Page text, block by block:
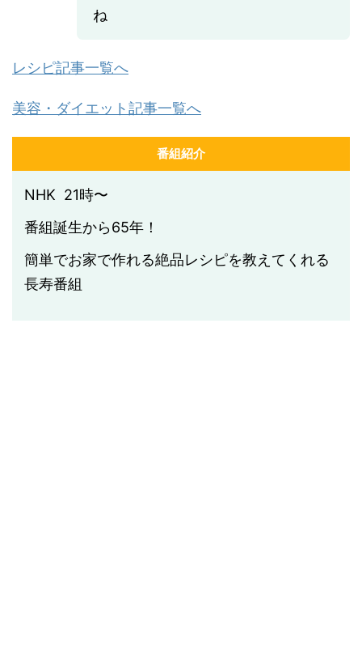
ね
レシピ記事一覧へ
美容・ダイエット記事一覧へ
番組紹介
NHK 21時〜
番組誕生から65年！
簡単でお家で作れる絶品レシピを教えてくれる
長寿番組